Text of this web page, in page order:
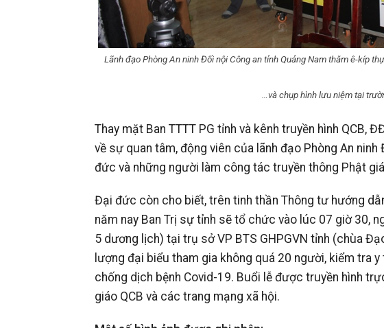
Lãnh đạo Phòng An ninh Đối nội Công an tỉnh Quảng Nam thăm ê-kíp
…và chụp hình lưu niệm tại
Thay mặt Ban TTTT PG tỉnh và kênh truyền hình QCB,
về sự quan tâm, động viên của lãnh đạo Phòng An
đức và những người làm công tác truyền thông Phật
Đại đức còn cho biết, trên tinh thần Thông tư hướng
năm nay Ban Trị sự tỉnh sẽ tổ chức vào lúc 07 giờ 30,
5 dương lịch) tại trụ sở VP BTS GHPGVN tỉnh (chùa
lượng đại biểu tham gia không quá 20 người, kiểm tra
chống dịch bệnh Covid-19. Buổi lễ được truyền hình
giáo QCB và các trang mạng xã hội.